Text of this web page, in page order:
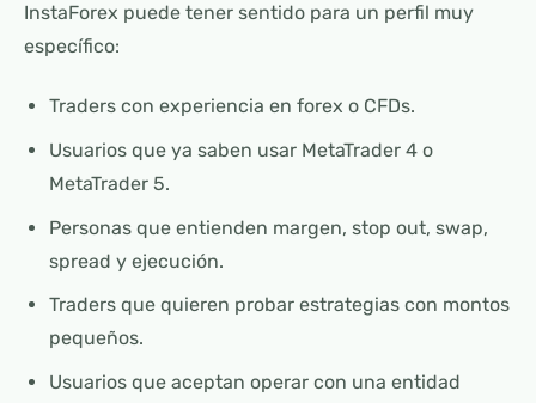
InstaForex puede tener sentido para un perfil muy
específico:
Traders con experiencia en forex o CFDs.
Usuarios que ya saben usar MetaTrader 4 o
MetaTrader 5.
Personas que entienden margen, stop out, swap,
spread y ejecución.
Traders que quieren probar estrategias con montos
pequeños.
Usuarios que aceptan operar con una entidad